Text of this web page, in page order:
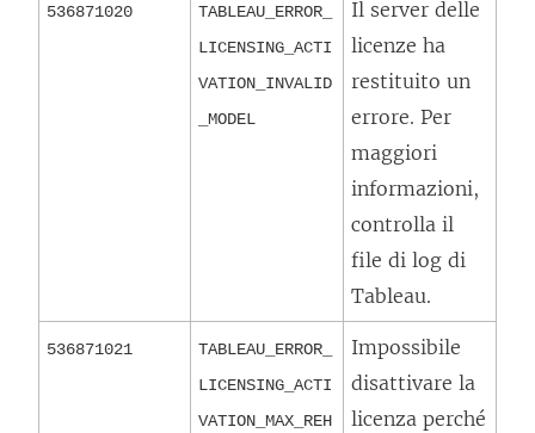
536871020
TABLEAU_ERROR_
LICENSING_ACTI
VATION_INVALID
_MODEL
Il server delle
licenze ha
restituito un
errore. Per
maggiori
informazioni,
controlla il
file di log di
Tableau.
536871021
TABLEAU_ERROR_
LICENSING_ACTI
VATION_MAX_REH
Impossibile
disattivare la
licenza perché